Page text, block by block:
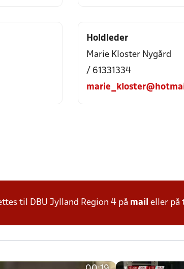
Holdleder
Marie Kloster Nygård
/ 61331334
til DBU Jylland Region 4 på mail eller